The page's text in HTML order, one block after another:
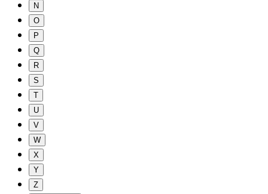
N
O
P
Q
R
S
T
U
V
W
X
Y
Z